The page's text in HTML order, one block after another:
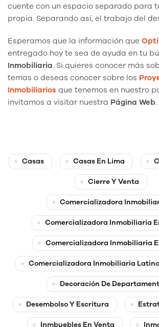
cuente con un espacio separado para
propia. Separando así, el trabajo del
Esperamos que la información que
entregado hoy te sea de ayuda en tu
Inmobiliaria. Si quieres conocer más
temas o deseas conocer sobre los
Inmobiliarios que tenemos en nuestro
invitamos a visitar nuestra Página Web.
Casas Casas En Lima
Cierre Y Venta
Comercializadora
Comercializadora Inmobiliaria
Comercializadora Inmobiliaria
Comercializadora Inmobiliaria
Decoración De
Desembolso Y Escritura
Inmbuebles En Venta